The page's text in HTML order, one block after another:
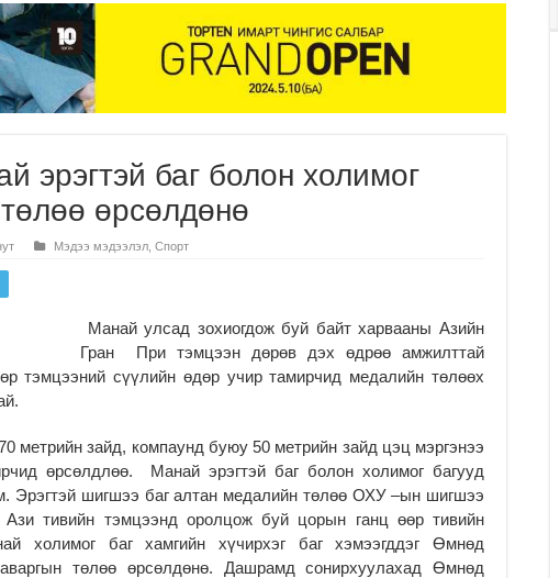
эрэгтэй баг болон холимог
өрсөлдөнө
Мэдээ мэдээлэл Спорт
Манай улсад зохиогдож буй байт харвааны Азийн
Гран При тэмцээн дөрөв дэх өдрөө амжилттай
тэмцээний сүүлийн өдөр учир тамирчид медалийн төлөөх
метрийн зайд, компаунд буюу 50 метрийн зайд цэц мэргэнээ
өрсөлдлөө. Манай эрэгтэй баг болон холимог багууд
Эрэгтэй шигшээ баг алтан медалийн төлөө ОХУ –ын шигшээ
тивийн тэмцээнд оролцож буй цорын ганц өөр тивийн
холимог баг хамгийн хүчирхэг баг хэмээгддэг Өмнөд
төлөө өрсөлдөнө. Дашрамд сонирхуулахад Өмнөд